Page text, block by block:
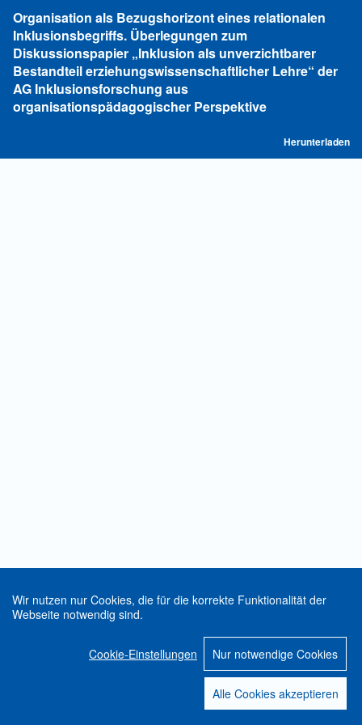
Wir nutzen nur Cookies, die für die korrekte Funktionalität der
Webseite notwendig sind.
Cookie-Einstellungen Nur notwendige Cookies
Alle Cookies akzeptieren
Artikeldetails
zurückkehren
Organisation als Bezugshorizont eines relationalen
Inklusionsbegriffs. Überlegungen zum
Diskussionspapier „Inklusion als unverzichtbarer
Bestandteil erziehungswissenschaftlicher Lehre“ der
AG Inklusionsforschung aus
organisationspädagogischer Perspektive
Herunterladen